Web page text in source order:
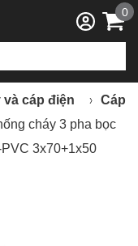
0
và cáp điện
Cáp
cháy 3 pha bọc
3x70+1x50